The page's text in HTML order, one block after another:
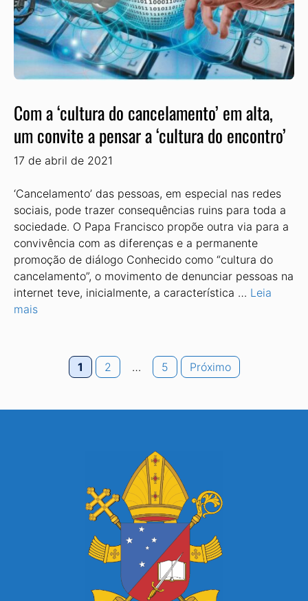
Com a ‘cultura do cancelamento’ em alta,
um convite a pensar a ‘cultura do encontro’
17 de abril de 2021
‘Cancelamento’ das pessoas, em especial nas redes
sociais, pode trazer consequências ruins para toda a
sociedade. O Papa Francisco propõe outra via para a
convivência com as diferenças e a permanente
promoção de diálogo Conhecido como “cultura do
cancelamento”, o movimento de denunciar pessoas na
internet teve, inicialmente, a característica … Leia
mais
Page
1 Page
2 … Page
5 Próximo